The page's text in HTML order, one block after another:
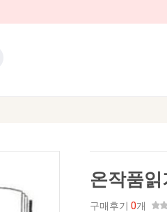
온작품
구매후기 0개